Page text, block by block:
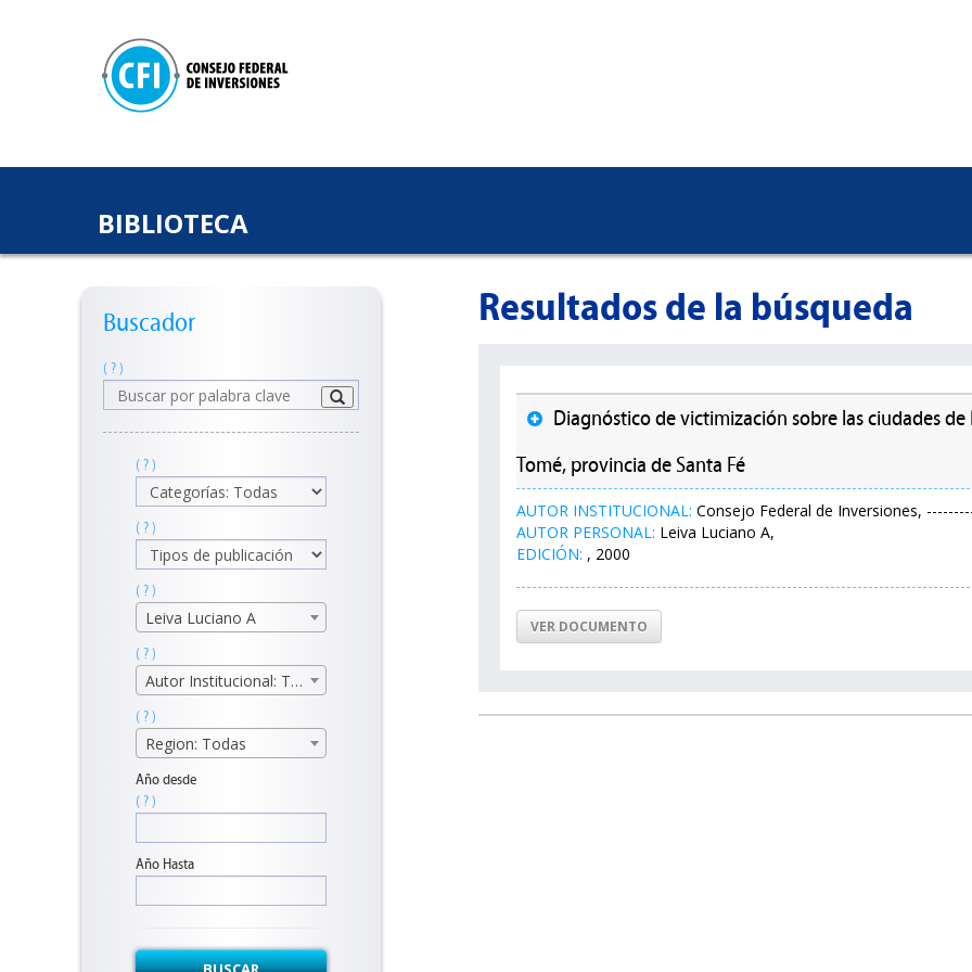
BIBLIOTECA
Buscador
( ? )
( ? )
( ? )
( ? )
Leiva Luciano A
( ? )
Autor Institucional: Todos
( ? )
Region: Todas
Año desde
( ? )
Año Hasta
Resultados de la búsqueda
Diagnóstico de victimización sobre las ciudades
Tomé, provincia de Santa Fé
AUTOR INSTITUCIONAL: Consejo Federal de Inversiones,
AUTOR PERSONAL: Leiva Luciano A,
EDICIÓN: , 2000
VER DOCUMENTO